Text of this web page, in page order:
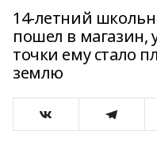
14-летний
пошел в магазин,
точки ему стало
землю